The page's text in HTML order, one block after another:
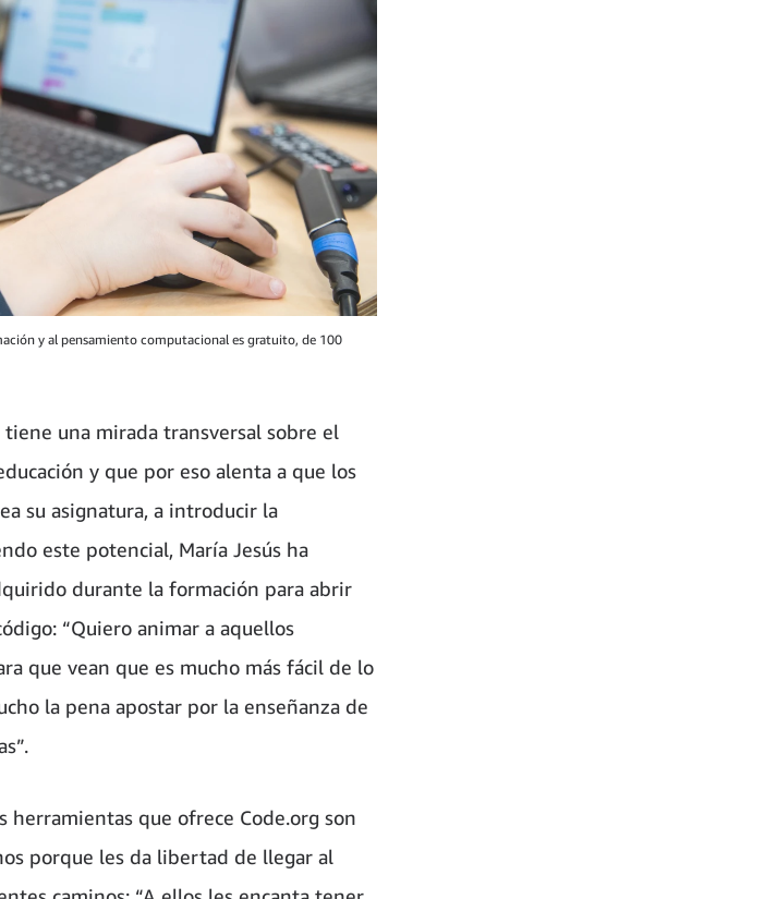
y al pensamiento computacional es gratuito, de 100
una mirada transversal sobre el
y que por eso alenta a que los
su asignatura, a introducir la
este potencial, María Jesús ha
durante la formación para abrir
“Quiero animar a aquellos
que vean que es mucho más fácil de lo
la pena apostar por la enseñanza de
herramientas que ofrece Code.org son
porque les da libertad de llegar al